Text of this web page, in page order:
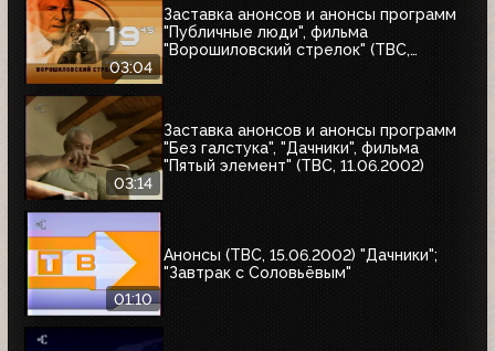
03:04
Заставка анонсов и анонсы программ
"Публичные люди", фильма
"Ворошиловский стрелок" (ТВС,
03:14
Заставка анонсов и анонсы программ
"Без галстука", "Дачники", фильма
"Пятый элемент" (ТВС, 11.06.2002)
01:10
Анонсы (ТВС, 15.06.2002) "Дачники";
"Завтрак с Соловьёвым"